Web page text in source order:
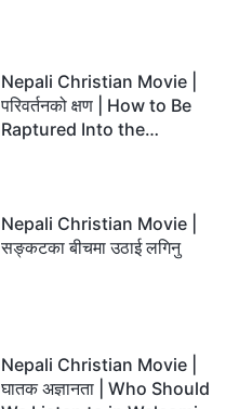
Nepali Christian Movie |
परिवर्तनको क्षण | How to Be
Raptured Into the
Nepali Christian Movie |
सङ्कटका बीचमा उठाई लगिनु
Nepali Christian Movie |
घातक अज्ञानता | Who Should